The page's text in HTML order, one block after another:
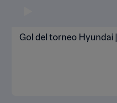
Gol del torneo Hyundai